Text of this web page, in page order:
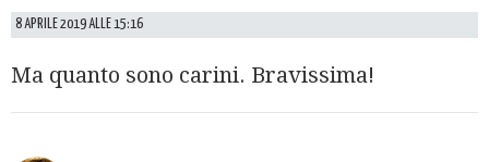
8 APRILE 2019 ALLE 15:16
Ma quanto sono carini. Bravissima!